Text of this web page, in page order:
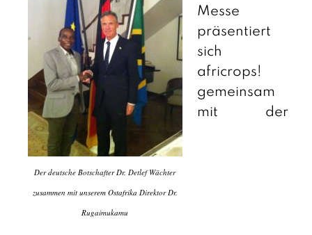
Der deutsche Botschafter Dr. Detlef Wächter
zusammen mit unserem Ostafrika Direktor Dr.
Rugaimukamu
Messe
präsentiert
sich
africrops!
gemeinsam
mit der